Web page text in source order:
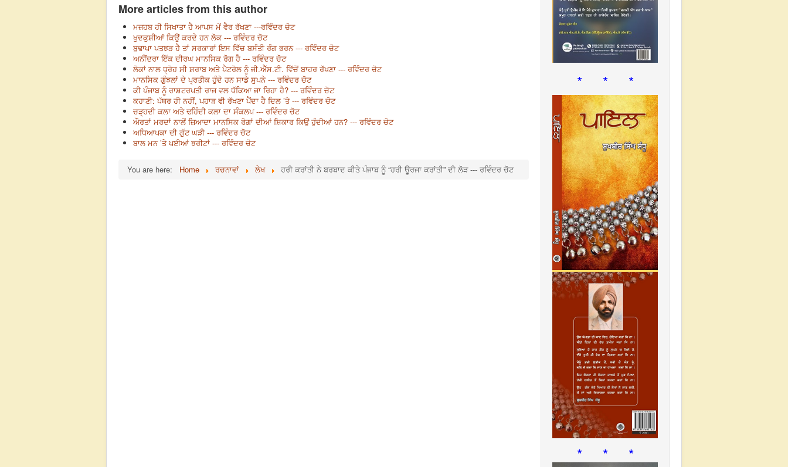
More articles from this author
ਮਜ਼ਹਬ ਹੀ ਸਿਖਾਤਾ ਹੈ ਆਪਸ ਮੇਂ ਵੈਰ ਰੱਖਣਾ ---ਰਵਿੰਦਰ ਚੋਟ
ਖੁਦਕੁਸ਼ੀਆਂ ਕਿਉਂ ਕਰਦੇ ਹਨ ਲੋਕ --- ਰਵਿੰਦਰ ਚੋਟ
ਬੁਢਾਪਾ ਪਤਝੜ ਹੈ ਤਾਂ ਸਰਕਾਰਾਂ ਇਸ ਵਿੱਚ ਬਸੰਤੀ ਰੰਗ ਭਰਨ --- ਰਵਿੰਦਰ ਚੋਟ
ਅਨੀਂਦਰਾ ਇੱਕ ਦੀਰਘ ਮਾਨਸਿਕ ਰੋਗ ਹੈ --- ਰਵਿੰਦਰ ਚੋਟ
ਲੋਕਾਂ ਨਾਲ ਧ੍ਰੋਹ ਸੀ ਸ਼ਰਾਬ ਅਤੇ ਪੈਟਰੋਲ ਨੂੰ ਜੀ.ਐੱਸ.ਟੀ. ਵਿੱਚੋਂ ਬਾਹਰ ਰੱਖਣਾ --- ਰਵਿੰਦਰ ਚੋਟ
ਮਾਨਸਿਕ ਗੁੰਝਲਾਂ ਦੇ ਪ੍ਰਤੀਕ ਹੁੰਦੇ ਹਨ ਸਾਡੇ ਸੁਪਨੇ --- ਰਵਿੰਦਰ ਚੋਟ
ਕੀ ਪੰਜਾਬ ਨੂੰ ਰਾਸ਼ਟਰਪਤੀ ਰਾਜ ਵਲ ਧੱਕਿਆ ਜਾ ਰਿਹਾ ਹੈ? --- ਰਵਿੰਦਰ ਚੋਟ
ਕਹਾਣੀ: ਪੱਥਰ ਹੀ ਨਹੀਂ, ਪਹਾੜ ਵੀ ਰੱਖਣਾ ਪੈਂਦਾ ਹੈ ਦਿਲ ’ਤੇ --- ਰਵਿੰਦਰ ਚੋਟ
ਚੜ੍ਹਦੀ ਕਲਾ ਅਤੇ ਢਹਿੰਦੀ ਕਲਾ ਦਾ ਸੰਕਲਪ --- ਰਵਿੰਦਰ ਚੋਟ
ਔਰਤਾਂ ਮਰਦਾਂ ਨਾਲੋਂ ਜ਼ਿਆਦਾ ਮਾਨਸਿਕ ਰੋਗਾਂ ਦੀਆਂ ਸ਼ਿਕਾਰ ਕਿਉਂ ਹੁੰਦੀਆਂ ਹਨ? --- ਰਵਿੰਦਰ ਚੋਟ
ਅਧਿਆਪਕਾ ਦੀ ਗੁੱਟ ਘੜੀ --- ਰਵਿੰਦਰ ਚੋਟ
ਬਾਲ ਮਨ ’ਤੇ ਪਈਆਂ ਝਰੀਟਾਂ --- ਰਵਿੰਦਰ ਚੋਟ
You are here: Home ਰਚਨਾਵਾਂ ਲੇਖ ਹਰੀ ਕਰਾਂਤੀ ਨੇ ਬਰਬਾਦ ਕੀਤੇ ਪੰਜਾਬ ਨੂੰ “ਹਰੀ ਊਰਜਾ ਕਰਾਂਤੀ” ਦੀ ਲੋੜ --- ਰਵਿੰਦਰ ਚੋਟ
* * *
* * *